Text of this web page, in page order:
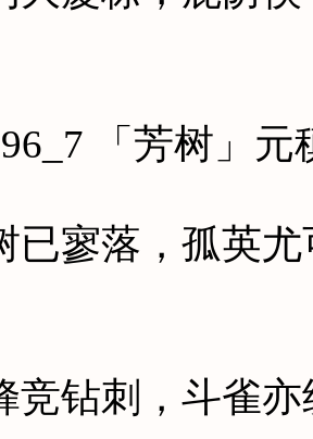
「芳树」元
落，孤英尤
刺，斗雀亦